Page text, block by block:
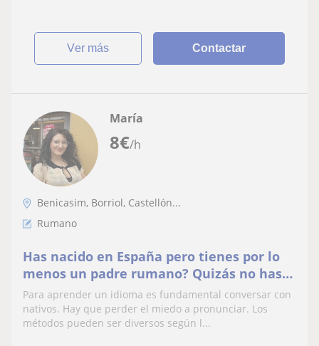
ver más Contactar
8€/h
María
Benicasim, Borriol, Castellón...
Rumano
Has nacido en España pero tienes por lo
menos un padre rumano? Quizás no has
aprendido todavía el idioma o puede que
te faltan matices … te puedo ayudar a
aprender o a profundizar el idioma.Soy
Para aprender un idioma es fundamental conversar con
nativos. Hay que perder el miedo a pronunciar. Los
métodos pueden ser diversos según l...